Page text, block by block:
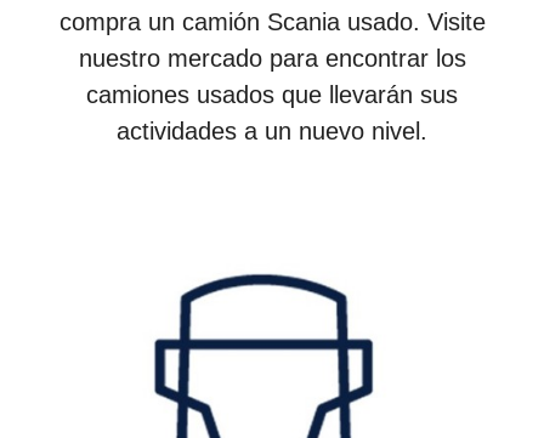
compra un camión Scania usado. Visite
nuestro mercado para encontrar los
camiones usados que llevarán sus
actividades a un nuevo nivel.